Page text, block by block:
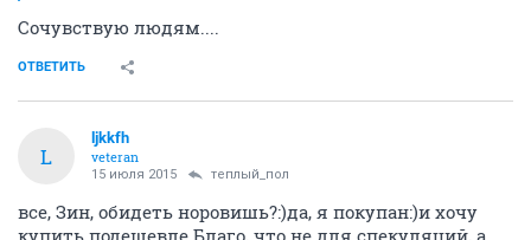
Сочувствую людям....
ОТВЕТИТЬ
L
ljkkfh
veteran
15 июля 2015 теплый_пол
все, Зин, обидеть норовишь?:)да, я покупан:)и хочу